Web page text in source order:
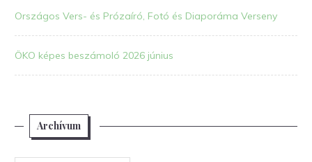
Országos Vers- és Prózaíró, Fotó és Diaporáma Verseny
ÖKO képes beszámoló 2026 június
Archívum